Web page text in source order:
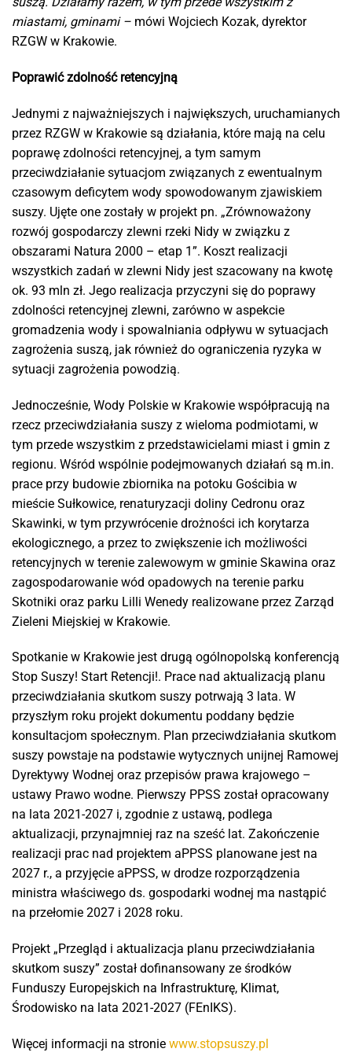
miastami, gminami – mówi Wojciech Kozak, dyrektor
RZGW w Krakowie.
Poprawić zdolność retencyjną
Jednymi z najważniejszych i największych, uruchamianych
przez RZGW w Krakowie są działania, które mają na celu
poprawę zdolności retencyjnej, a tym samym
przeciwdziałanie sytuacjom związanych z ewentualnym
czasowym deficytem wody spowodowanym zjawiskiem
suszy. Ujęte one zostały w projekt pn. „Zrównoważony
rozwój gospodarczy zlewni rzeki Nidy w związku z
obszarami Natura 2000 – etap 1”. Koszt realizacji
wszystkich zadań w zlewni Nidy jest szacowany na kwotę
ok. 93 mln zł. Jego realizacja przyczyni się do poprawy
zdolności retencyjnej zlewni, zarówno w aspekcie
gromadzenia wody i spowalniania odpływu w sytuacjach
zagrożenia suszą, jak również do ograniczenia ryzyka w
sytuacji zagrożenia powodzią.
Jednocześnie, Wody Polskie w Krakowie współpracują na
rzecz przeciwdziałania suszy z wieloma podmiotami, w
tym przede wszystkim z przedstawicielami miast i gmin z
regionu. Wśród wspólnie podejmowanych działań są m.in.
prace przy budowie zbiornika na potoku Gościbia w
mieście Sułkowice, renaturyzacji doliny Cedronu oraz
Skawinki, w tym przywrócenie drożności ich korytarza
ekologicznego, a przez to zwiększenie ich możliwości
retencyjnych w terenie zalewowym w gminie Skawina oraz
zagospodarowanie wód opadowych na terenie parku
Skotniki oraz parku Lilli Wenedy realizowane przez Zarząd
Zieleni Miejskiej w Krakowie.
Spotkanie w Krakowie jest drugą ogólnopolską konferencją
Stop Suszy! Start Retencji!. Prace nad aktualizacją planu
przeciwdziałania skutkom suszy potrwają 3 lata. W
przyszłym roku projekt dokumentu poddany będzie
konsultacjom społecznym. Plan przeciwdziałania skutkom
suszy powstaje na podstawie wytycznych unijnej Ramowej
Dyrektywy Wodnej oraz przepisów prawa krajowego –
ustawy Prawo wodne. Pierwszy PPSS został opracowany
na lata 2021-2027 i, zgodnie z ustawą, podlega
aktualizacji, przynajmniej raz na sześć lat. Zakończenie
realizacji prac nad projektem aPPSS planowane jest na
2027 r., a przyjęcie aPPSS, w drodze rozporządzenia
ministra właściwego ds. gospodarki wodnej ma nastąpić
na przełomie 2027 i 2028 roku.
Projekt „Przegląd i aktualizacja planu przeciwdziałania
skutkom suszy” został dofinansowany ze środków
Funduszy Europejskich na Infrastrukturę, Klimat,
Środowisko na lata 2021-2027 (FEnIKS).
Więcej informacji na stronie www.stopsuszy.pl